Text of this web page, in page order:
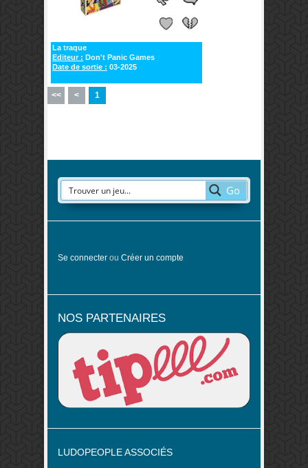
La traque
Editeur : Don't Panic Games
Date de sortie : 03-2025
<< < 1
Go
Se connecter ou Créer un compte
NOS PARTENAIRES
LUDOPEOPLE ASSOCIÉS